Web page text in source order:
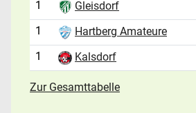
1 Gleisdorf
1
Hartberg Amateure
1
Kalsdorf
Zur Gesamttabelle